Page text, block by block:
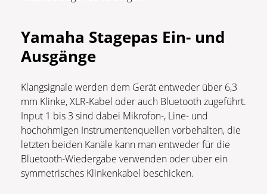
Yamaha Stagepas Ein- und
Ausgänge
Klangsignale werden dem Gerät entweder über 6,3
mm Klinke, XLR-Kabel oder auch Bluetooth zugeführt.
Input 1 bis 3 sind dabei Mikrofon-, Line- und
hochohmigen Instrumentenquellen vorbehalten, die
letzten beiden Kanäle kann man entweder für die
Bluetooth-Wiedergabe verwenden oder über ein
symmetrisches Klinkenkabel beschicken.